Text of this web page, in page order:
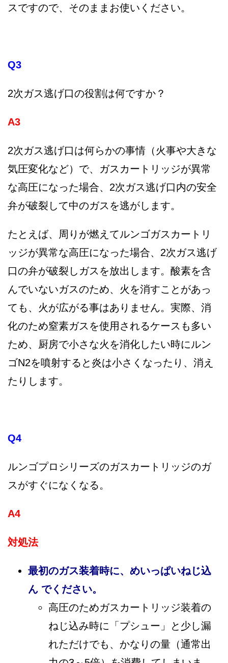
スですので、そのままお使いください。
Q3
2次ガス逃げ口の役割は何ですか？
A3
2次ガス逃げ口は何らかの事情（火事や大きな
気圧変化など）で、ガスカートリッジが異常
な高圧になった場合、2次ガス逃げ口内の安全
弁が破裂して中のガスを逃がします。
たとえば、周りが燃えてルンゴガスカートリ
ッジが異常な高圧になった場合、2次ガス逃げ
口の弁が破裂しガスを放出します。酸素を含
んでいないガスのため、火を消すことがあっ
ても、火が広がる事はありません。実際、消
化のため窒素ガスを使用されるケースも多い
ため、厨房で小さな火を消化したい時にルン
ゴN2を噴射すると炎は小さくなったり、消え
たりします。
Q4
ルンゴプロシリーズのガスカートリッジのガ
スがすぐになくなる。
A4
対処法
最初のガス装着時に、めいっぱいねじ込
ん でください。
高圧のためガスカートリッジ装着の
ねじ込み時に「プシュー」と少し漏
れただけでも、かなりの量（通常出